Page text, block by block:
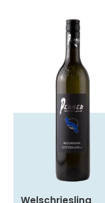
Welschriesling